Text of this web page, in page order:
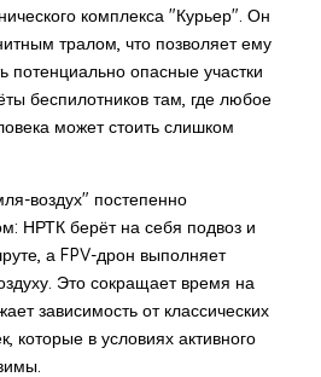
комплекса "Курьер". Он
тралом, что позволяет ему
потенциально опасные участки
беспилотников там, где любое
может стоить слишком
воздух" постепенно
НРТК берёт на себя подвоз и
а FPV-дрон выполняет
Это сокращает время на
зависимость от классических
которые в условиях активного